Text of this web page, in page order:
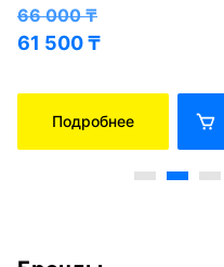
66 000₸
61 500₸
Подробнее